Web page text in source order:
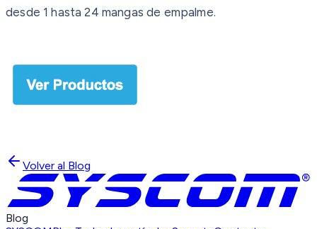
desde 1 hasta 24 mangas de empalme.
Volver al Blog
Blog